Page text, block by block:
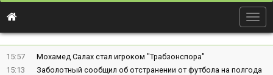
15:57
Мохамед Салах стал игроком "Трабзонспора"
15:13
Заболотный сообщил об отстранении от футбола на полгода